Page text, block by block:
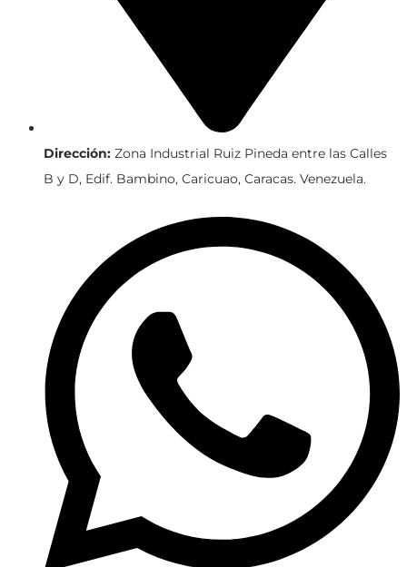
Dirección: Zona Industrial Ruiz Pineda entre las Calles
B y D, Edif. Bambino, Caricuao, Caracas. Venezuela.